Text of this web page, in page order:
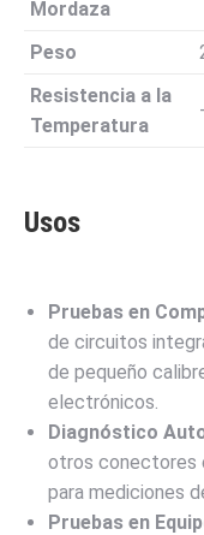
Mordaza
Peso
Resistencia a la
Temperatura
Usos
Pruebas en
de circuitos
de pequeño
electrónicos.
Diagnóstico
otros conectores
para mediciones
Pruebas en